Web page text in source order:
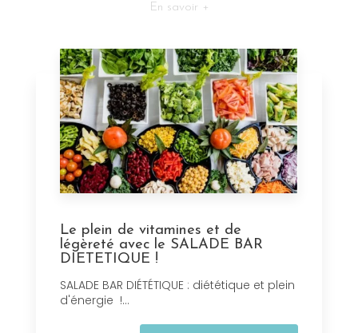
En savoir +
Le plein de vitamines et de
légèreté avec le SALADE BAR
DIETETIQUE !
SALADE BAR DIÉTÉTIQUE : diététique et plein
d'énergie !...